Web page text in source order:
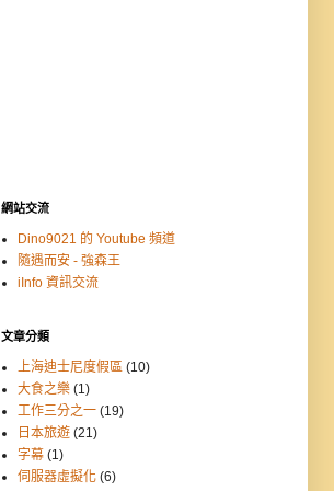
網站交流
Dino9021 的 Youtube 頻道
隨遇而安 - 強森王
iInfo 資訊交流
文章分類
上海迪士尼度假區 (10)
大食之樂 (1)
工作三分之一 (19)
日本旅遊 (21)
字幕 (1)
伺服器虛擬化 (6)